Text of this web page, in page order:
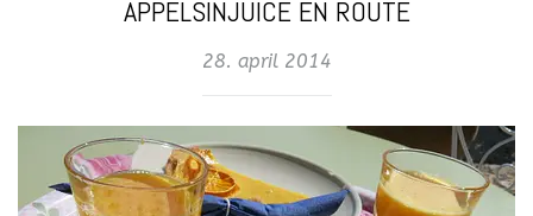
APPELSINJUICE EN ROUTE
28. april 2014